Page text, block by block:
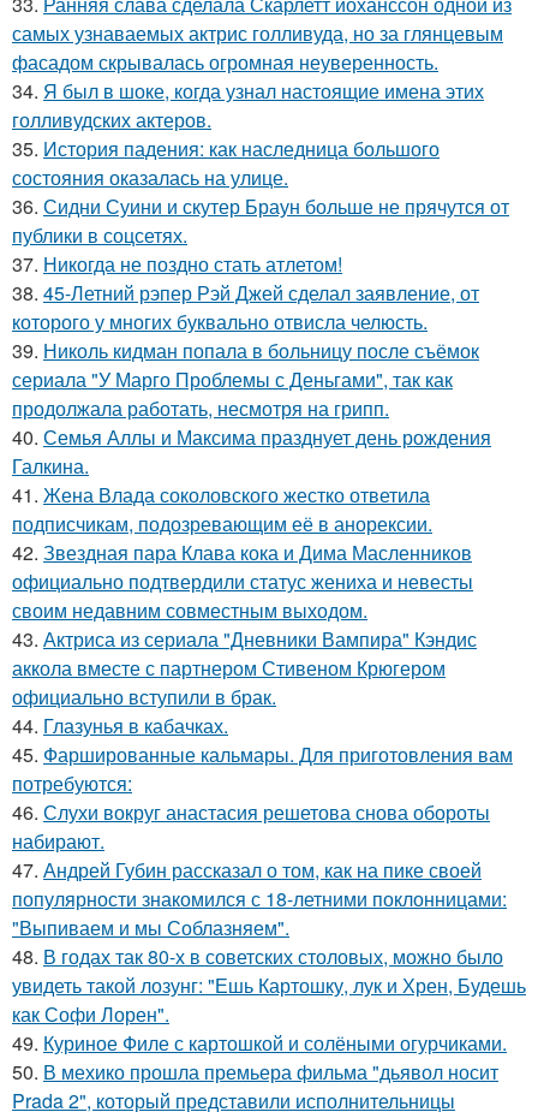
самых узнаваемых актрис голливуда, но за глянцевым
фасадом скрывалась огромная неуверенность.
34. Я был в шоке, когда узнал настоящие имена этих
голливудских актеров.
35. История падения: как наследница большого
состояния оказалась на улице.
36. Сидни Суини и скутер Браун больше не прячутся от
публики в соцсетях.
37. Никогда не поздно стать атлетом!
38. 45-Летний рэпер Рэй Джей сделал заявление, от
которого у многих буквально отвисла челюсть.
39. Николь кидман попала в больницу после съёмок
сериала "У Марго Проблемы с Деньгами", так как
продолжала работать, несмотря на грипп.
40. Семья Аллы и Максима празднует день рождения
Галкина.
41. Жена Влада соколовского жестко ответила
подписчикам, подозревающим её в анорексии.
42. Звездная пара Клава кока и Дима Масленников
официально подтвердили статус жениха и невесты
своим недавним совместным выходом.
43. Актриса из сериала "Дневники Вампира" Кэндис
аккола вместе с партнером Стивеном Крюгером
официально вступили в брак.
44. Глазунья в кабачках.
45. Фаршированные кальмары. Для приготовления вам
потребуются:
46. Слухи вокруг анастасия решетова снова обороты
набирают.
47. Андрей Губин рассказал о том, как на пике своей
популярности знакомился с 18-летними поклонницами:
"Выпиваем и мы Соблазняем".
48. В годах так 80-х в советских столовых, можно было
увидеть такой лозунг: "Ешь Картошку, лук и Хрен, Будешь
как Софи Лорен".
49. Куриное Филе с картошкой и солёными огурчиками.
50. В мехико прошла премьера фильма "дьявол носит
Prada 2", который представили исполнительницы